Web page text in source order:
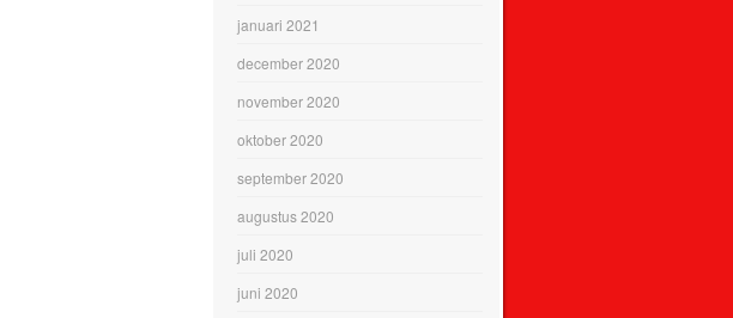
januari 2021
december 2020
november 2020
oktober 2020
september 2020
augustus 2020
juli 2020
juni 2020